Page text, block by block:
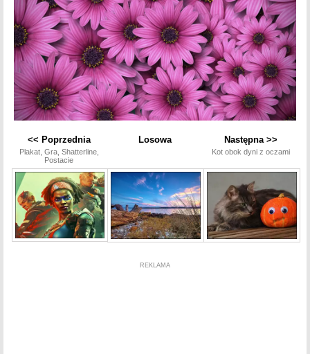
<< Poprzednia
Plakat, Gra, Shatterline,
Postacie
Losowa Następna >>
Kot obok dyni z oczami
REKLAMA